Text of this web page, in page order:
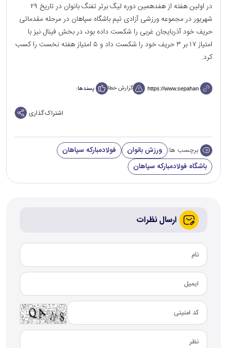
در اولین هفته از هفدهمین دوره لیگ برتر تفنگ بانوان در تاریخ ۲۹
شهریور در مجموعه ورزشی آزادی تیم باشگاه سپاهان در مرحله مقدماتی
حریف خود آذربایجان غربی را شکست داده بود، در بخش فینال نیز با
امتیاز ۱۷ بر ۳ حریف خود را شکست داد و ۵ امتیاز هفته نخست را کسب
کرد.
گزارش خطا پسندها:
اشتراک گذاری
برچسب ها: ورزش بانوان
فولادمبارکه سپاهان
باشگاه فولادمبارکه سپاهان
ارسال نظرات